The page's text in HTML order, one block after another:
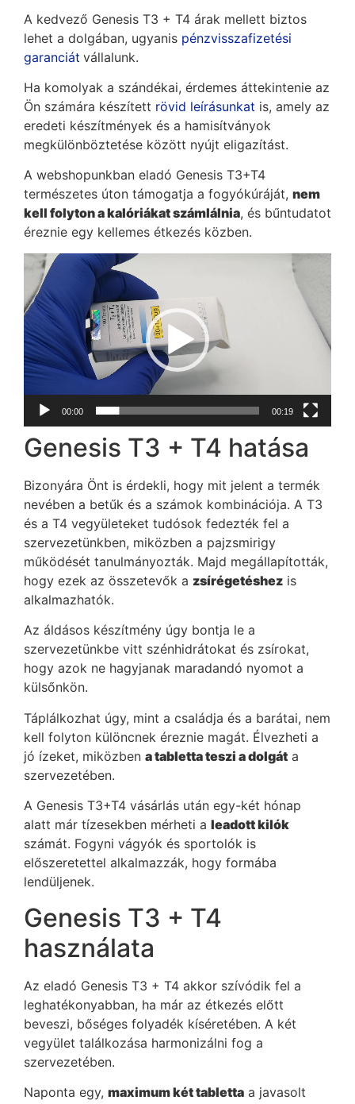
A kedvező Genesis T3 + T4 árak mellett biztos
lehet a dolgában, ugyanis pénzvisszafizetési
garanciát vállalunk.
Ha komolyak a szándékai, érdemes áttekintenie az
Ön számára készített rövid leírásunkat is, amely az
eredeti készítmények és a hamisítványok
megkülönböztetése között nyújt eligazítást.
A webshopunkban eladó Genesis T3+T4
természetes úton támogatja a fogyókúráját, nem
kell folyton a kalóriákat számlálnia, és bűntudatot
éreznie egy kellemes étkezés közben.
Videólejátszó
00:00 00:19
Genesis T3 + T4 hatása
Bizonyára Önt is érdekli, hogy mit jelent a termék
nevében a betűk és a számok kombinációja. A T3
és a T4 vegyületeket tudósok fedezték fel a
szervezetünkben, miközben a pajzsmirigy
működését tanulmányozták. Majd megállapították,
hogy ezek az összetevők a zsírégetéshez is
alkalmazhatók.
Az áldásos készítmény úgy bontja le a
szervezetünkbe vitt szénhidrátokat és zsírokat,
hogy azok ne hagyjanak maradandó nyomot a
külsőnkön.
Táplálkozhat úgy, mint a családja és a barátai, nem
kell folyton különcnek éreznie magát. Élvezheti a
jó ízeket, miközben a tabletta teszi a dolgát a
szervezetében.
A Genesis T3+T4 vásárlás után egy-két hónap
alatt már tízesekben mérheti a leadott kilók
számát. Fogyni vágyók és sportolók is
előszeretettel alkalmazzák, hogy formába
lendüljenek.
Genesis T3 + T4
használata
Az eladó Genesis T3 + T4 akkor szívódik fel a
leghatékonyabban, ha már az étkezés előtt
beveszi, bőséges folyadék kíséretében. A két
vegyület találkozása harmonizálni fog a
szervezetében.
Naponta egy, maximum két tabletta a javasolt